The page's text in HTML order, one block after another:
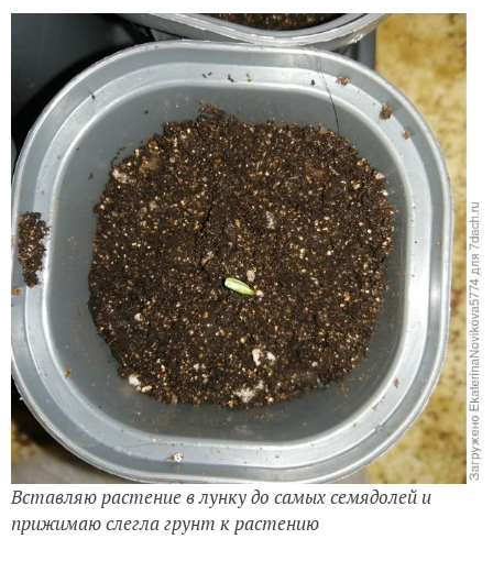
Фото углубления
Так делаю, чтобы не повредить корешок.